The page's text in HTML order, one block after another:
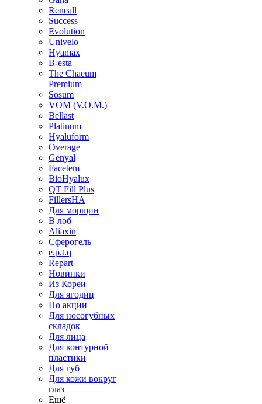
Reneall
Success
Evolution
Univelo
Hyamax
B-esta
The Chaeum
Premium
Sosum
VOM (V.O.M.)
Bellast
Platinum
Hyaluform
Overage
Genyal
Facetem
BioHyalux
QT Fill Plus
FillersHA
Для морщин
В лоб
Aliaxin
Сферогель
e.p.t.q
Repart
Новинки
Из Кореи
Для ягодиц
По акции
Для носогубных
складок
Для лица
Для контурной
пластики
Для губ
Для кожи вокруг
глаз
Ещё